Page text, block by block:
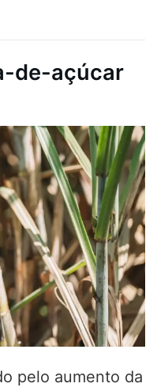
de-açúcar
pelo aumento da